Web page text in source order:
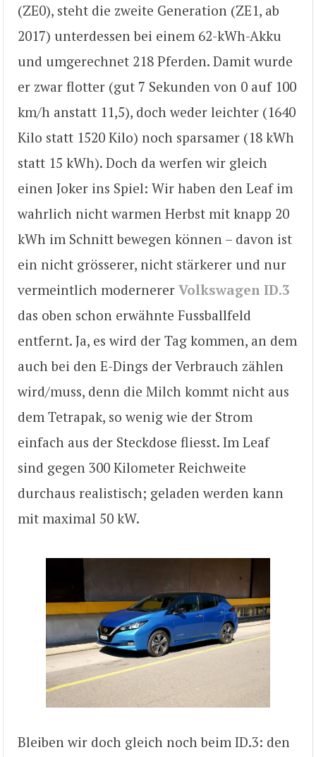
(ZE0), steht die zweite Generation (ZE1, ab
2017) unterdessen bei einem 62-kWh-Akku
und umgerechnet 218 Pferden. Damit wurde
er zwar flotter (gut 7 Sekunden von 0 auf 100
km/h anstatt 11,5), doch weder leichter (1640
Kilo statt 1520 Kilo) noch sparsamer (18 kWh
statt 15 kWh). Doch da werfen wir gleich
einen Joker ins Spiel: Wir haben den Leaf im
wahrlich nicht warmen Herbst mit knapp 20
kWh im Schnitt bewegen können – davon ist
ein nicht grösserer, nicht stärkerer und nur
vermeintlich modernerer Volkswagen ID.3
das oben schon erwähnte Fussballfeld
entfernt. Ja, es wird der Tag kommen, an dem
auch bei den E-Dings der Verbrauch zählen
wird/muss, denn die Milch kommt nicht aus
dem Tetrapak, so wenig wie der Strom
einfach aus der Steckdose fliesst. Im Leaf
sind gegen 300 Kilometer Reichweite
durchaus realistisch; geladen werden kann
mit maximal 50 kW.
Bleiben wir doch gleich noch beim ID.3: den